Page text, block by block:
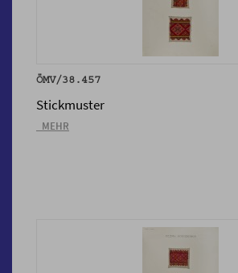
ÖMV/38.457
Stickmuster
_MEHR